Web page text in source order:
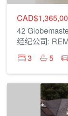
42
经纪公司:
3
5